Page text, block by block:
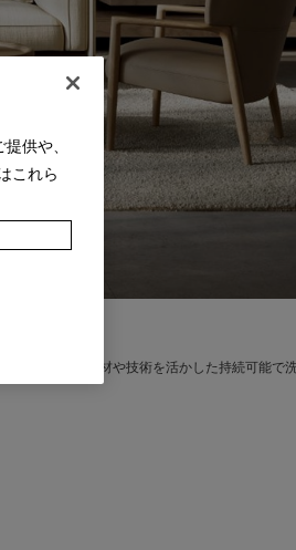
識を融合し、素材や技術を活かした持続可能で
供や、
これら